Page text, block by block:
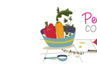
เปรียบเทียบ
เปรียบเทียบ
เปรียบเทียบ
สร้าง